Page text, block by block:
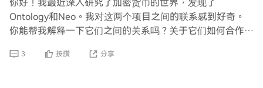
你好！我最近深入研究了加密货币的世界，发现了
Ontology和Neo。我对这两个项目之间的联系感到好奇。
你能帮我解释一下它们之间的关系吗？关于它们如何合作或
3 按讚 分享